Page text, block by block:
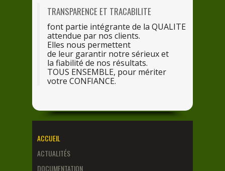
TRANSPARENCE ET TRACABILITE
font partie intégrante de la QUALITE
attendue par nos clients.
Elles nous permettent
de leur garantir notre sérieux et
la fiabilité de nos résultats.
TOUS ENSEMBLE, pour mériter
votre CONFIANCE.
ACCUEIL
ACTUALITÉS
DOCUMENTATION